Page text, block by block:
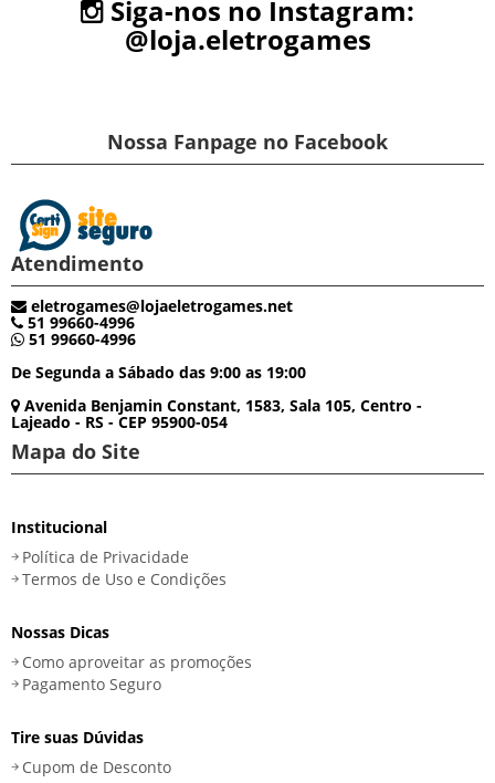
Siga-nos no Instagram:
@loja.eletrogames
Nossa Fanpage no Facebook
Atendimento
eletrogames@lojaeletrogames.net
51 99660-4996
51 99660-4996
De Segunda a Sábado das 9:00 as 19:00
Avenida Benjamin Constant, 1583, Sala 105, Centro -
Lajeado - RS - CEP 95900-054
Mapa do Site
Institucional
Política de Privacidade
Termos de Uso e Condições
Nossas Dicas
Como aproveitar as promoções
Pagamento Seguro
Tire suas Dúvidas
Cupom de Desconto